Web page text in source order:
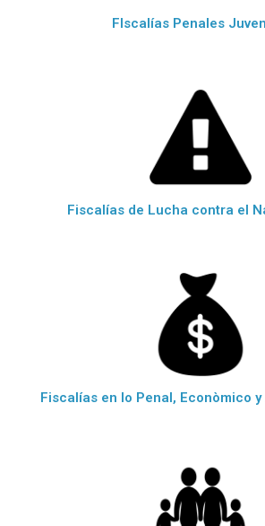
FIscalías Penales
Fiscalías de Lucha contra el
Fiscalías en lo Penal, Econòmico